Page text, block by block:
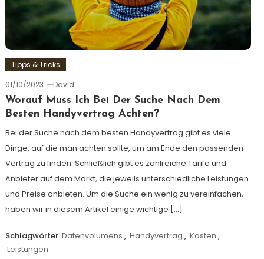
Tipps & Tricks
01/10/2023
David
Worauf Muss Ich Bei Der Suche Nach Dem
Besten Handyvertrag Achten?
Bei der Suche nach dem besten Handyvertrag gibt es viele
Dinge, auf die man achten sollte, um am Ende den passenden
Vertrag zu finden. Schließlich gibt es zahlreiche Tarife und
Anbieter auf dem Markt, die jeweils unterschiedliche Leistungen
und Preise anbieten. Um die Suche ein wenig zu vereinfachen,
haben wir in diesem Artikel einige wichtige […]
Schlagwörter Datenvolumens , Handyvertrag , Kosten ,
Leistungen